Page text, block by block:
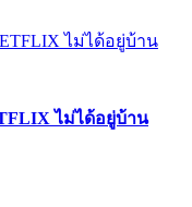
ไม่ได้อยู่บ้าน